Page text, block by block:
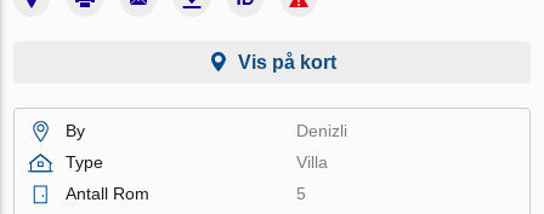
Vis på kort
By
Denizli
Type
Villa
Antall Rom
5